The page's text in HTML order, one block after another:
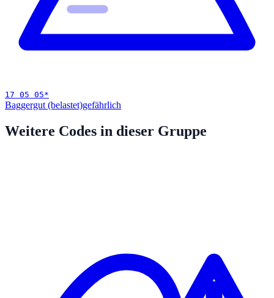
17 05 05*
Baggergut (belastet)gefährlich
Weitere Codes in dieser Gruppe